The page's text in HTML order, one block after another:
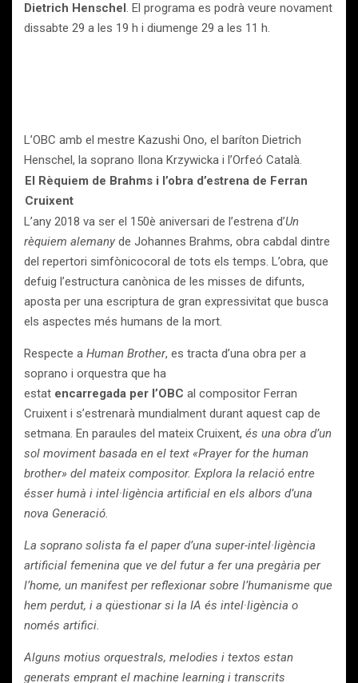
Dietrich Henschel. El programa es podrà veure novament
dissabte 29 a les 19 h i diumenge 29 a les 11 h.
L’OBC amb el mestre Kazushi Ono, el baríton Dietrich
Henschel, la soprano Ilona Krzywicka i l’Orfeó Català.
El Rèquiem de Brahms i l’obra d’estrena de Ferran
Cruixent
L’any 2018 va ser el 150è aniversari de l’estrena d’Un
rèquiem alemany de Johannes Brahms, obra cabdal dintre
del repertori simfònicocoral de tots els temps. L’obra, que
defuig l’estructura canònica de les misses de difunts,
aposta per una escriptura de gran expressivitat que busca
els aspectes més humans de la mort.
Respecte a Human Brother, es tracta d’una obra per a
soprano i orquestra que ha
estat encarregada per l’OBC al compositor Ferran
Cruixent i s’estrenarà mundialment durant aquest cap de
setmana. En paraules del mateix Cruixent, és una obra d’un
sol moviment basada en el text «Prayer for the human
brother» del mateix compositor. Explora la relació entre
ésser humà i intel·ligència artificial en els albors d’una
nova Generació.
La soprano solista fa el paper d’una super-intel·ligència
artificial femenina que ve del futur a fer una pregària per
l’home, un manifest per reflexionar sobre l’humanisme que
hem perdut, i a qüestionar si la IA és intel·ligència o
només artifici.
Alguns motius orquestrals, melodies i textos estan
generats emprant el machine learning i transcrits